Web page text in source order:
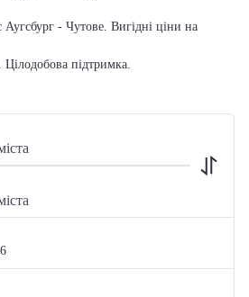
- Чутове. Вигідні ціни на
Цілодобова підтримка.